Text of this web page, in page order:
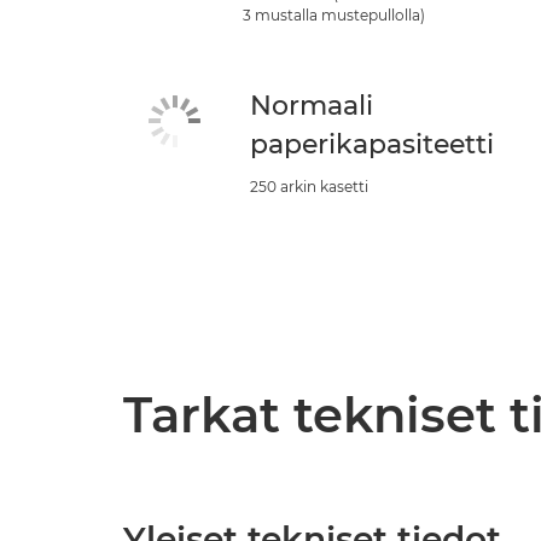
3 mustalla mustepullolla)
Normaali
paperikapasiteetti
250 arkin kasetti
Tarkat tekniset